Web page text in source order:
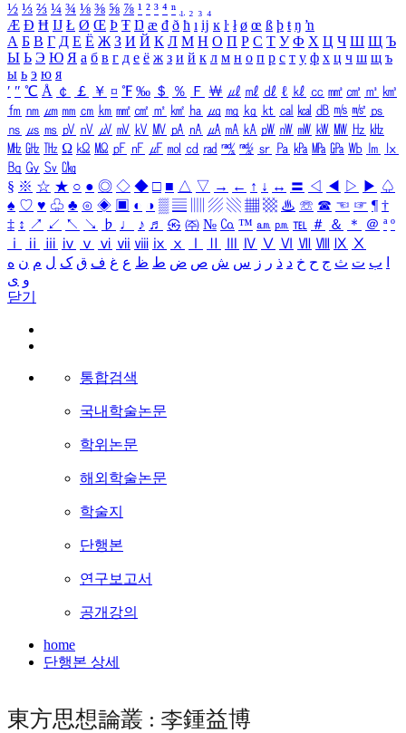
½ ⅓ ⅔ ¼ ¾ ⅛ ⅜ ⅝ ⅞ ¹ ² ³ ⁴ ⁿ ₁ ₂ ₃ ₄
Æ Ð Ħ Ĳ Ł Ø Œ Þ Ŧ Ŋ æ đ ð ħ ı ĳ ĸ ŀ ł ø œ ß þ ŧ ŋ ŉ
А Б В Г Д Е Ё Ж З И Й К Л М Н О П Р С Т У Ф Х Ц Ч Ш Щ Ъ
Ы Ь Э Ю Я а б в г д е ё ж з и й к л м н о п р с т у ф х ц ч ш щ ъ
ы ь э ю я
′ ″ ℃ Å ￠ ￡ ￥ ¤ ℉ ‰ ＄ ％ Ｆ ￦ ㎕ ㎖ ㎗ ℓ ㎘ ㏄ ㎣ ㎤ ㎥ ㎦
㎙ ㎚ ㎛ ㎜ ㎝ ㎞ ㎟ ㎠ ㎡ ㎢ ㏊ ㎍ ㎎ ㎏ ㏏ ㎈ ㎉ ㏈ ㎧ ㎨ ㎰
㎱ ㎲ ㎳ ㎴ ㎵ ㎶ ㎷ ㎸ ㎹ ㎀ ㎁ ㎂ ㎃ ㎄ ㎺ ㎻ ㎽ ㎾ ㎿ ㎐ ㎑
㎒ ㎓ ㎔ Ω ㏀ ㏁ ㎊ ㎋ ㎌ ㏖ ㏅ ㎭ ㎮ ㎯ ㏛ ㎩ ㎪ ㎫ ㎬ ㏝ ㏐
㏓
㏃ ㏉ ㏜ ㏆
§ ※ ☆ ★ ○ ● ◎ ◇ ◆ □ ■ △ ▽ → ← ↑ ↓ ↔ 〓 ◁ ◀ ▷ ▶ ♤
♠ ♡ ♥ ♧ ♣ ⊙ ◈ ▣ ◐ ◑ ▒ ▤ ▨ ▧ ▦ ▩ ♨ ☏ ☎ ☜ ☞ ¶ †
‡ ↕ ↗ ↙ ↖ ↘ ♭ ♩ ♪ ♬ ㉿ ㈜ № ㏇ ™ ㏂ ㏘ ℡ ＃ ＆ ＊ ＠ ª º
ⅰ
ⅱ ⅲ ⅳ ⅴ ⅵ ⅶ ⅷ ⅸ ⅹ Ⅳ Ⅴ Ⅵ Ⅶ Ⅷ Ⅸ Ⅹ
ب ت ث ج ح خ د ذ ر ز س ش ص ض ط ظ ع غ ف ق ک ل م ن ه
و ی
닫기
통합검색
국내학술논문
학위논문
해외학술논문
학술지
단행본
연구보고서
공개강의
home
단행본 상세
東方思想論叢 : 李鍾益博